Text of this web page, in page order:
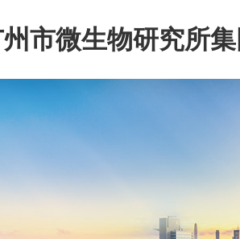
州市微生物研究所
公司